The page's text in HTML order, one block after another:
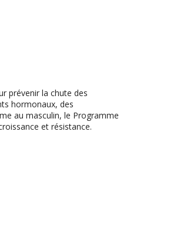
prévenir la chute des
hormonaux, des
au masculin, le Programme
et résistance.